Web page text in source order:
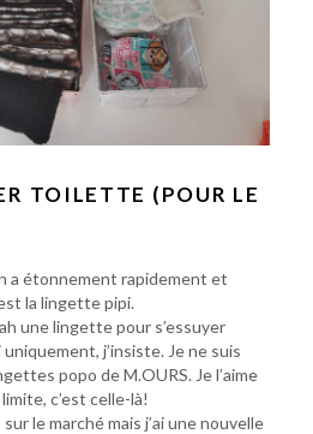
TOILETTE (POUR LE
a étonnement rapidement et
la lingette pipi.
une lingette pour s’essuyer
j’insiste. Je ne suis
popo de M.OURS. Je l’aime
c’est celle-là!
le marché mais j’ai une nouvelle